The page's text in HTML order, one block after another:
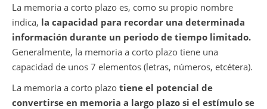
La memoria a corto plazo es, como su propio nombre
indica, la capacidad para recordar una determinada
información durante un periodo de tiempo limitado.
Generalmente, la memoria a corto plazo tiene una
capacidad de unos 7 elementos (letras, números, etcétera).
La memoria a corto plazo tiene el potencial de
convertirse en memoria a largo plazo si el estímulo se